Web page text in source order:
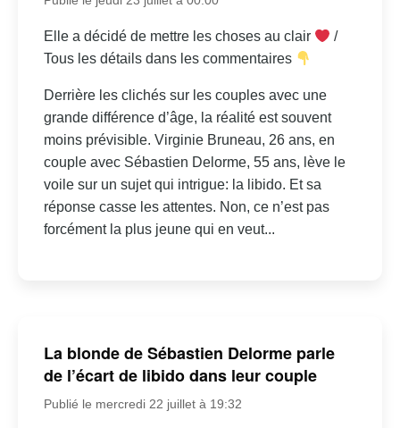
Elle a décidé de mettre les choses au clair
/
Tous les détails dans les commentaires
Derrière les clichés sur les couples avec une
grande différence d’âge, la réalité est souvent
moins prévisible. Virginie Bruneau, 26 ans, en
couple avec Sébastien Delorme, 55 ans, lève le
voile sur un sujet qui intrigue: la libido. Et sa
réponse casse les attentes. Non, ce n’est pas
forcément la plus jeune qui en veut...
La blonde de Sébastien Delorme parle
de l’écart de libido dans leur couple
Publié le mercredi 22 juillet à 19:32